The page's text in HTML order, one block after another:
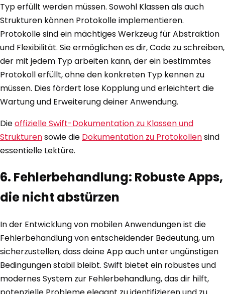
Typ erfüllt werden müssen. Sowohl Klassen als auch
Strukturen können Protokolle implementieren.
Protokolle sind ein mächtiges Werkzeug für Abstraktion
und Flexibilität. Sie ermöglichen es dir, Code zu schreiben,
der mit jedem Typ arbeiten kann, der ein bestimmtes
Protokoll erfüllt, ohne den konkreten Typ kennen zu
müssen. Dies fördert lose Kopplung und erleichtert die
Wartung und Erweiterung deiner Anwendung.
Dieoffizielle Swift-Dokumentation zu Klassen und
Strukturensowie die Dokumentation zu Protokollensind
essentielle Lektüre.
6. Fehlerbehandlung: Robuste Apps,
die nicht abstürzen
In der Entwicklung von mobilen Anwendungen ist die
Fehlerbehandlung von entscheidender Bedeutung, um
sicherzustellen, dass deine App auch unter ungünstigen
Bedingungen stabil bleibt. Swift bietet ein robustes und
modernes System zur Fehlerbehandlung, das dir hilft,